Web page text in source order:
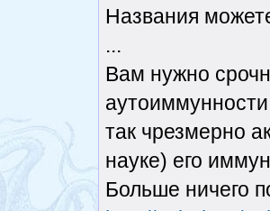
Названия
...
Вам нужно
так чрезмерно
науке) его
Больше ничего